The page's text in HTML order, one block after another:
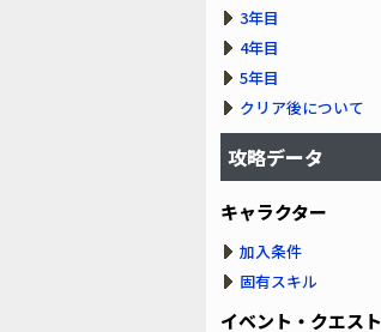
3年目
4年目
5年目
クリア後について
攻略データ
キャラクター
加入条件
固有スキル
イベント・クエスト